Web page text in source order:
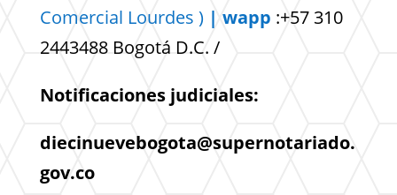
Comercial Lourdes ) | wapp :+57 310
2443488 Bogotá D.C. /
Notificaciones judiciales:
diecinuevebogota@supernotariado.
gov.co